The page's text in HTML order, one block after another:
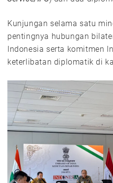
Kunjungan selama satu
pentingnya hubungan
Indonesia serta komitmen
keterlibatan diplomatik di